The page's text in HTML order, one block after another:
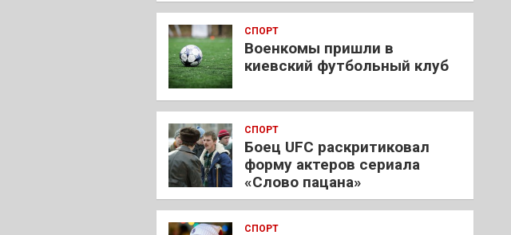
СПОРТ
Военкомы пришли в
киевский футбольный клуб
СПОРТ
Боец UFC раскритиковал
форму актеров сериала
«Слово пацана»
СПОРТ